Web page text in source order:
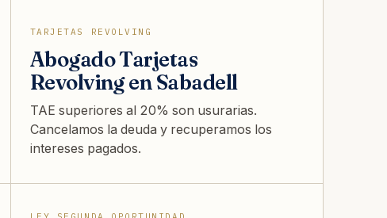
TARJETAS REVOLVING
Abogado Tarjetas
Revolving en Sabadell
TAE superiores al 20% son usurarias.
Cancelamos la deuda y recuperamos los
intereses pagados.